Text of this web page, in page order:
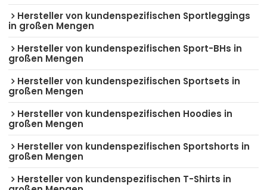
Hersteller von kundenspezifischen Sportleggings
in großen Mengen
Hersteller von kundenspezifischen Sport-BHs in
großen Mengen
Hersteller von kundenspezifischen Sportsets in
großen Mengen
Hersteller von kundenspezifischen Hoodies in
großen Mengen
Hersteller von kundenspezifischen Sportshorts in
großen Mengen
Hersteller von kundenspezifischen T-Shirts in